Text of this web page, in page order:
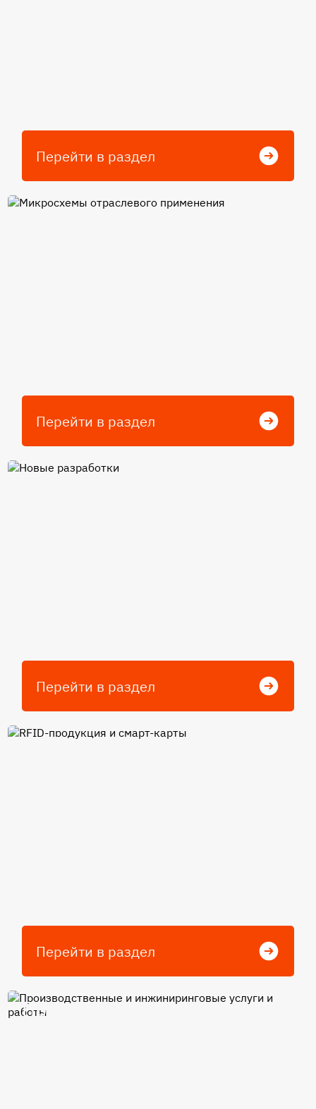
Перейти в раздел
Микросхемы отраслевого
Перейти в раздел
Новые разработки
Перейти в раздел
RFID-продукция и смарт-
Перейти в раздел
Производственные и